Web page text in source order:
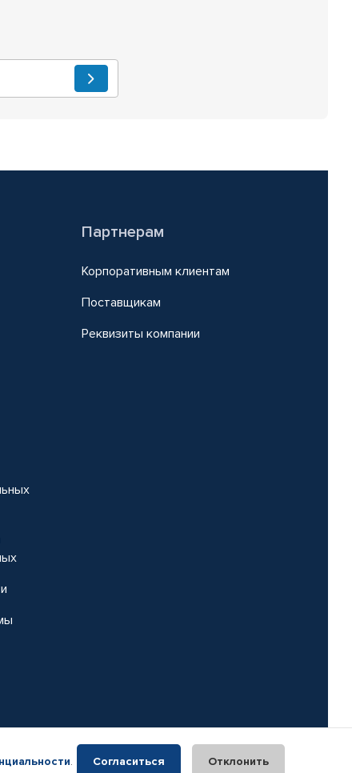
Партнерам
Корпоративным клиентам
Поставщикам
Реквизиты компании
. Согласиться Отклонить